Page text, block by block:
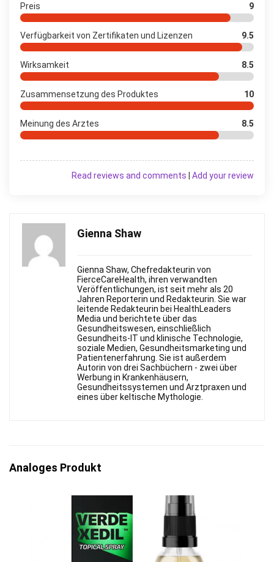
Preis 9
Verfügbarkeit von Zertifikaten und Lizenzen 9.5
Wirksamkeit 8.5
Zusammensetzung des Produktes 10
Meinung des Arztes 8.5
Add your review
|
Read reviews and comments
Gienna Shaw
Gienna Shaw, Chefredakteurin von
FierceСareHealth, ihren verwandten
Veröffentlichungen, ist seit mehr als 20
Jahren Reporterin und Redakteurin. Sie war
leitende Redakteurin bei HealthLeaders
Media und berichtete über das
Gesundheitswesen, einschließlich
Gesundheits-IT und klinische Technologie,
soziale Medien, Gesundheitsmarketing und
Patientenerfahrung. Sie ist außerdem
Autorin von drei Sachbüchern - zwei über
Werbung in Krankenhäusern,
Gesundheitssystemen und Arztpraxen und
eines über keltische Mythologie.
Analoges Produkt